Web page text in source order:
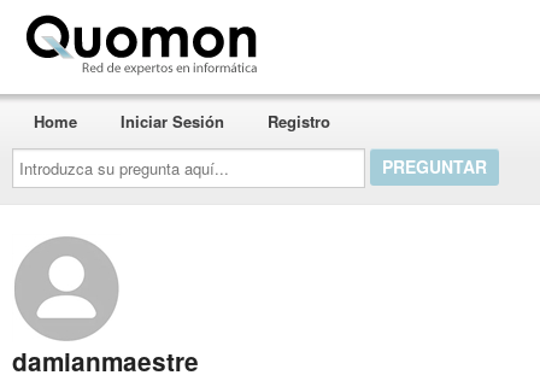
Introduzca
su
pregunta
aquí...
Home Iniciar Sesión Registro
damianmaestre